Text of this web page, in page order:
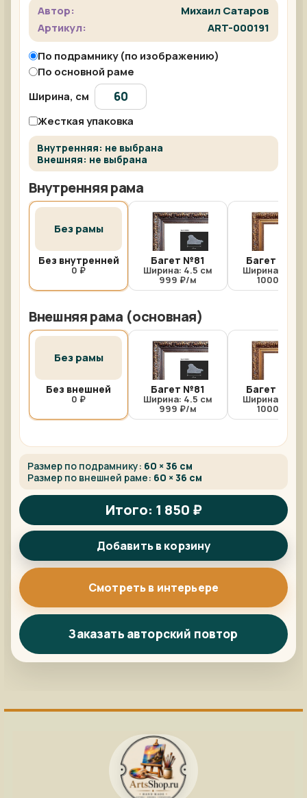
Автор:
Михаил Сатаров
Артикул:
ART-000191
По подрамнику (по изображению)
По основной раме
Ширина, см
Жесткая упаковка
Внутренняя: не выбрана
Внешняя: не выбрана
Внутренняя рама
Без рамы
Без внутренней
0 ₽
Багет №81
Ширина: 4.5 см
999 ₽/м
Багет №81/
Ширина: 4.5
1000 ₽/м
Внешняя рама (основная)
Без рамы
Без внешней
0 ₽
Багет №81
Ширина: 4.5 см
999 ₽/м
Багет №81/
Ширина: 4.5
1000 ₽/м
Размер по подрамнику: 60 × 36 см
Размер по внешней раме: 60 × 36 см
Итого: 1 850 ₽
Добавить в корзину
Смотреть в интерьере
Заказать авторский повтор